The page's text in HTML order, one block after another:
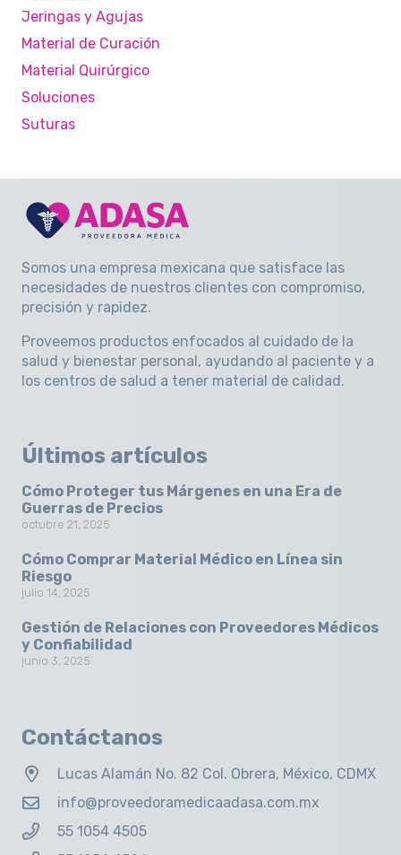
Jeringas y Agujas
Material de Curación
Material Quirúrgico
Soluciones
Suturas
Somos una empresa mexicana que satisface las
necesidades de nuestros clientes con compromiso,
precisión y rapidez.
Proveemos productos enfocados al cuidado de la
salud y bienestar personal, ayudando al paciente y a
los centros de salud a tener material de calidad.
Últimos artículos
Cómo Proteger tus Márgenes en una Era de
Guerras de Precios
octubre 21, 2025
Cómo Comprar Material Médico en Línea sin
Riesgo
julio 14, 2025
Gestión de Relaciones con Proveedores Médicos
y Confiabilidad
junio 3, 2025
Contáctanos
Lucas Alamán No. 82 Col. Obrera, México, CDMX
info@proveedoramedicaadasa.com.mx
55 1054 4505